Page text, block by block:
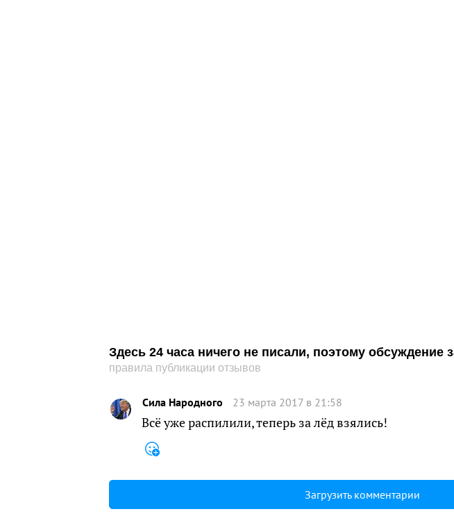
Здесь 24 часа ничего не писали, поэтому обсуждение
правила публикации отзывов
Сила Народного 23 марта 2017 в 21:58
Всё уже распилили, теперь за лёд взялись!
Загрузить комментарии